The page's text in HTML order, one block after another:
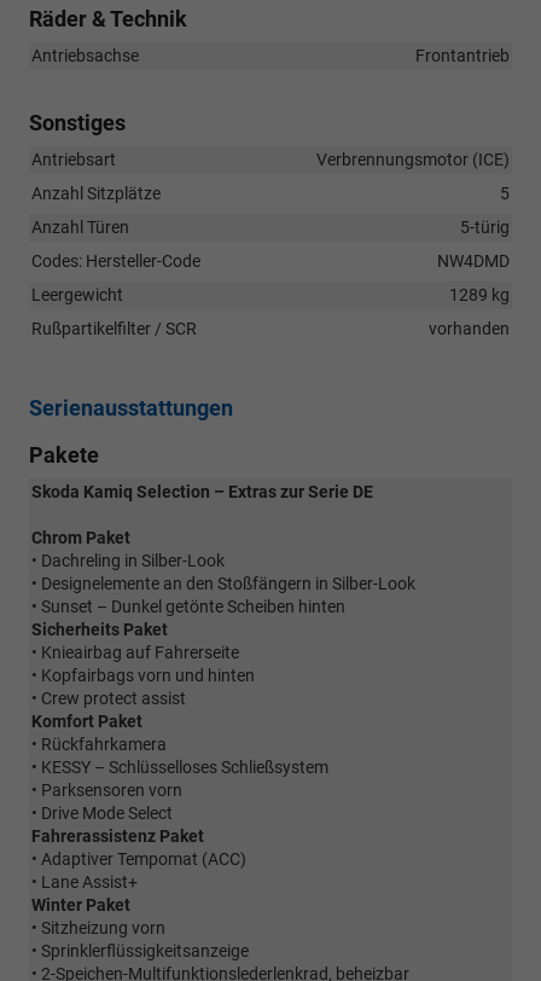
Räder & Technik
Antriebsachse Frontantrieb
Sonstiges
Antriebsart
Verbrennungsmotor (ICE)
Anzahl Sitzplätze
5
Anzahl Türen
5-türig
Codes: Hersteller-Code
NW4DMD
Leergewicht
1289 kg
Rußpartikelfilter / SCR
vorhanden
Serienausstattungen
Pakete
Skoda Kamiq Selection – Extras zur Serie DE
Chrom Paket
• Dachreling in Silber-Look
• Designelemente an den Stoßfängern in Silber-Look
• Sunset – Dunkel getönte Scheiben hinten
Sicherheits Paket
• Knieairbag auf Fahrerseite
• Kopfairbags vorn und hinten
• Crew protect assist
Komfort Paket
• Rückfahrkamera
• KESSY – Schlüsselloses Schließsystem
• Parksensoren vorn
• Drive Mode Select
Fahrerassistenz Paket
• Adaptiver Tempomat (ACC)
• Lane Assist+
Winter Paket
• Sitzheizung vorn
• Sprinklerflüssigkeitsanzeige
• 2-Speichen-Multifunktionslederlenkrad, beheizbar